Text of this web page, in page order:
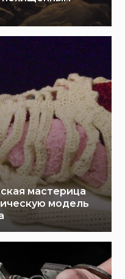
мастерица
модель